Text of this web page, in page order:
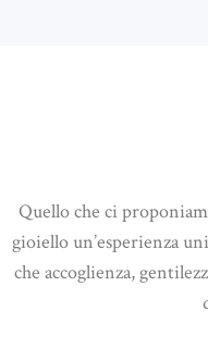
Quello che ci
gioiello un’esperienza
che accoglienza,